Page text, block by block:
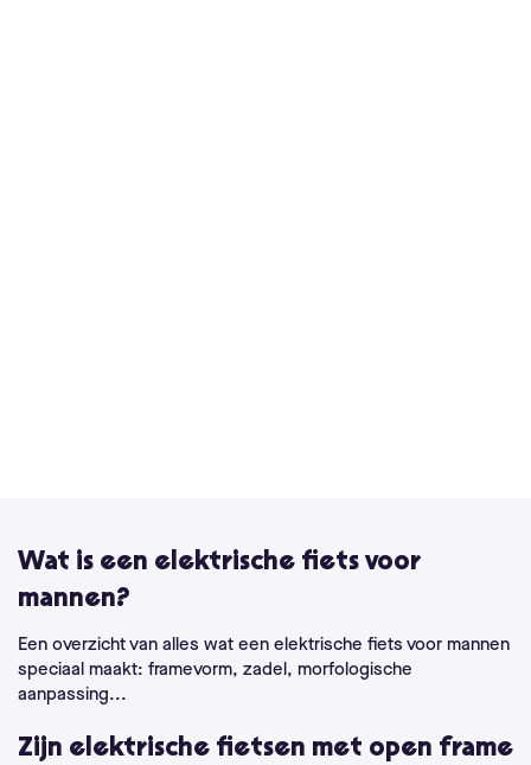
Wat is een elektrische fiets voor
mannen?
Een overzicht van alles wat een elektrische fiets voor mannen
speciaal maakt: framevorm, zadel, morfologische
aanpassing...
Zijn elektrische fietsen met open frame